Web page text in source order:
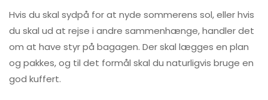
Hvis du skal sydpå for at nyde sommerens sol, eller hvis
du skal ud at rejse i andre sammenhænge, handler det
om at have styr på bagagen. Der skal lægges en plan
og pakkes, og til det formål skal du naturligvis bruge en
god kuffert.